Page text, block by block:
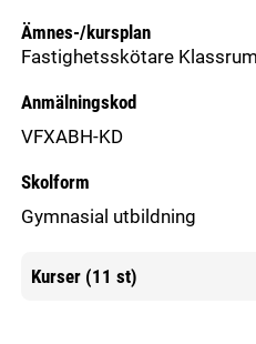
Ämnes-/kursplan
Fastighetsskötare Klassrum
Anmälningskod
VFXABH-KD
Skolform
Gymnasial utbildning
Kurser (11 st)
Mer information